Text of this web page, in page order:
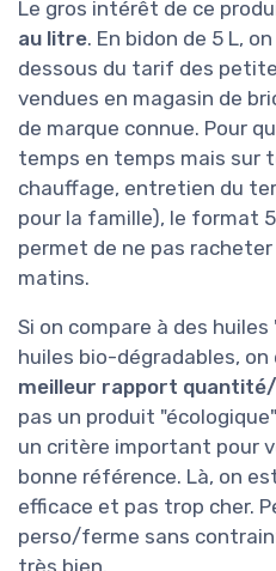
Le gros intérêt de ce
au litre. En bidon de 5 L,
dessous du tarif des
vendues en magasin de
de marque connue. Pour
temps en temps mais sur
chauffage, entretien du
pour la famille), le format
permet de ne pas
matins.
Si on compare à des
huiles bio-dégradables,
meilleur rapport
pas un produit
un critère important pour
bonne référence. Là, on
efficace et pas trop cher.
perso/ferme sans
très bien.